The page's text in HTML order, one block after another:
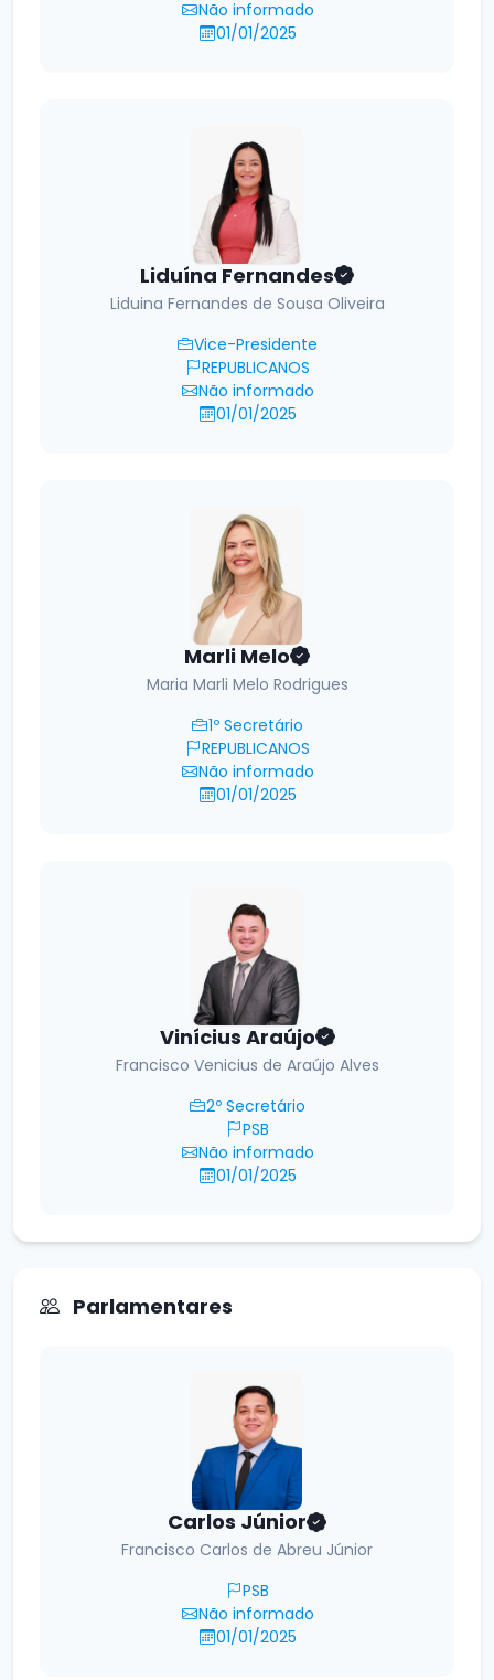
Não informado
01/01/2025
Liduína Fernandes
Liduina Fernandes de Sousa Oliveira
Vice-Presidente
REPUBLICANOS
Não informado
01/01/2025
Marli Melo
Maria Marli Melo Rodrigues
1º Secretário
REPUBLICANOS
Não informado
01/01/2025
Vinícius Araújo
Francisco Venicius de Araújo Alves
2º Secretário
PSB
Não informado
01/01/2025
Parlamentares
Carlos Júnior
Francisco Carlos de Abreu Júnior
PSB
Não informado
01/01/2025